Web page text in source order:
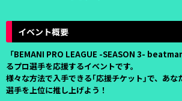
イベント概要
「BEMANI PRO LEAGUE -SEASON 3-
るプロ選手を応援するイベントです。
様々な方法で入手できる｢応援チケット｣で、あな
選手を上位に推し上げよう！